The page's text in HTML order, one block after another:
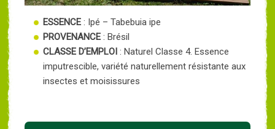
ESSENCE : Ipé – Tabebuia ipe
PROVENANCE : Brésil
CLASSE D’EMPLOI : Naturel Classe 4. Essence
imputrescible, variété naturellement résistante aux
insectes et moisissures